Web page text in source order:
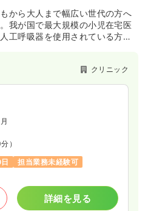
）
当業務未経験可 ブランク可
詳細を見る
から大人まで幅広い世代の方へ
我が国で最大規模の小児在宅医
工呼吸器を使用されている方や
染色体異常症まで幅広い疾患の
きる限り長く安心して、苦痛な
援をしてきました。
り、全ての患者様を断らないと
クリニック
）
担当業務未経験可
詳細を見る